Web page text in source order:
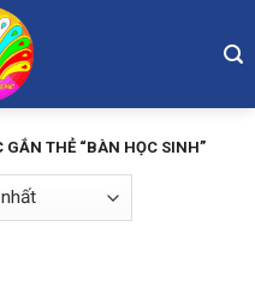
THẺ “BÀN HỌC SINH”